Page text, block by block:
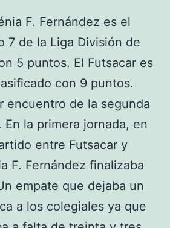
F. Fernández es el
7 de la Liga División de
5 puntos. El Futsacar es
con 9 puntos.
encuentro de la segunda
la primera jornada, en
entre Futsacar y
F. Fernández finalizaba
empate que dejaba un
a los colegiales ya que